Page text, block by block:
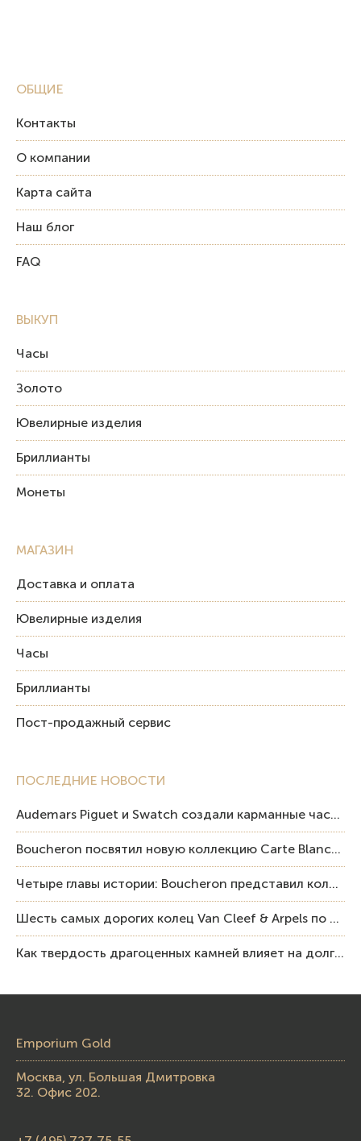
ОБЩИЕ
Контакты
О компании
Карта сайта
Наш блог
FAQ
ВЫКУП
Часы
Золото
Ювелирные изделия
Бриллианты
Монеты
ПОСЛЕДНИЕ НОВОСТИ
Audemars Piguet и Swatch создали карманные часы в эстетике Royal Oak и Pop Art
Boucheron посвятил новую коллекцию Carte Blanche Human Being человеку и силе мастерства
Четыре главы истории: Boucheron представил коллекцию «Nom: Boucheron, Prénom: Frédéric»
Шесть самых дорогих колец Van Cleef & Arpels по итогам аукционов Sotheby’s
Как твердость драгоценных камней влияет на долговечность ювелирных изделий
МАГАЗИН
Доставка и оплата
Ювелирные изделия
Часы
Бриллианты
Пост-продажный сервис
Emporium Gold
Москва, ул. Большая Дмитровка
32. Офис 202.